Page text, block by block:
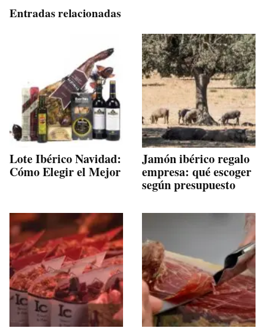
Entradas relacionadas
Lote Ibérico Navidad:
Cómo Elegir el Mejor
Jamón ibérico regalo
empresa: qué escoger
según presupuesto